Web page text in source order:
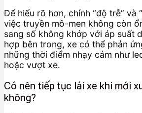
Để hiểu rõ hơn, chính “độ trễ” và
việc truyền mô-men không còn
sang số không khớp với áp suất
hợp bên trong, xe có thể phản
những thời điểm nhạy cảm như
hoặc vượt xe.
Có nên tiếp tục lái xe khi mới
không?